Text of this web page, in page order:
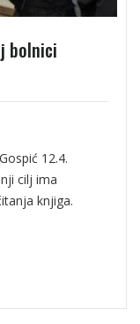
bolnici
12.4.
cilj ima
knjiga.